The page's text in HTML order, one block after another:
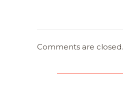
Comments are closed.